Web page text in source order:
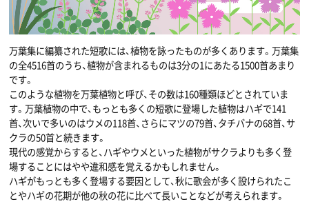
万葉集に編纂された短歌には、植物を詠ったものが多くあります。万葉集
の全4516首のうち、植物が含まれるものは3分の1にあたる1500首あまり
です。
このような植物を万葉植物と呼び、その数は160種類ほどとされていま
す。万葉植物の中で、もっとも多くの短歌に登場した植物はハギで141
首、次いで多いのはウメの118首、さらにマツの79首、タチバナの68首、サ
クラの50首と続きます。
現代の感覚からすると、ハギやウメといった植物がサクラよりも多く登
場することにはやや違和感を覚えるかもしれません。
ハギがもっとも多く登場する要因として、秋に歌会が多く設けられたこ
とやハギの花期が他の秋の花に比べて長いことなどが考えられます。